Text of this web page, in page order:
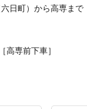
日町）から高専まで
高専前下車］